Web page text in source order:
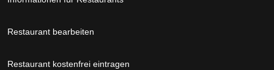
Restaurant bearbeiten
Restaurant kostenfrei eintragen